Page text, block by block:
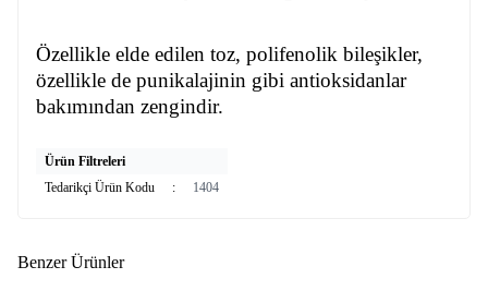
Özellikle elde edilen toz, polifenolik bileşikler,
özellikle de punikalajinin gibi antioksidanlar
bakımından zengindir.
Ürün Filtreleri
Tedarikçi Ürün Kodu
: 1404
Benzer Ürünler